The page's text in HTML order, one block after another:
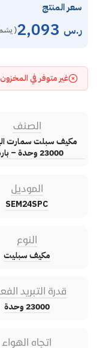
سعر المنتج
ر.س (
غير متوفر في المخزون
الصنف
مكيف سبلت سمارت
23000 وحدة – بارد –
الموديل
SEM24SPC
النوع
مكيف سبليت
قدرة التبريد
23000 وحدة
اتجاه الهواء